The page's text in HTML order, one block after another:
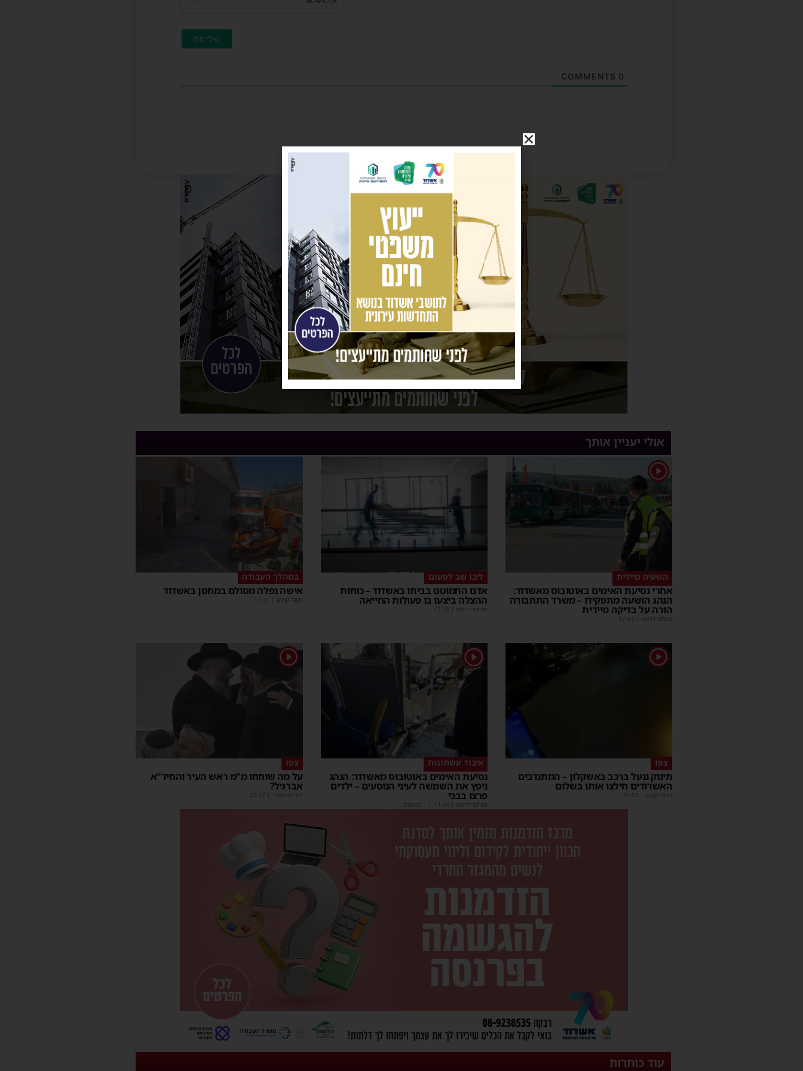
0
אולי יעניין אותך
1
השעיה מיידית
אחרי נסיעת האימים באוטובוס מאשדוד:
הנהג הושעה מתפקידו – משרד התחבורה
הורה על בדיקה מיידית
מנחם דויטש 17:44
ליבו שב לפעום
אדם התמוטט בביתו באשדוד – כוחות
ההצלה ביצעו בו פעולות החייאה
מנחם דויטש 17:35
במהלך העבודה
אישה נפלה מסולם במחסן באשדוד
משה קאהן 17:31
1
צפו
תינוק ננעל ברכב באשקלון – המתנדבים
האשדודים חילצו אותו בשלום
משה קאהן 11:53
1
איבוד עשתונות
נסיעת האימים באוטובוס מאשדוד: הנהג
ניפץ את השמשה לעיני הנוסעים – ילדים
פרצו בבכי
מנחם דויטש 11:34
1
צפו
על מה שוחחו מ"מ ראש העיר והחיד"א
אברג׳ל?
יוסי יחזקאלי 23:37
עוד כותרות
פרסומת